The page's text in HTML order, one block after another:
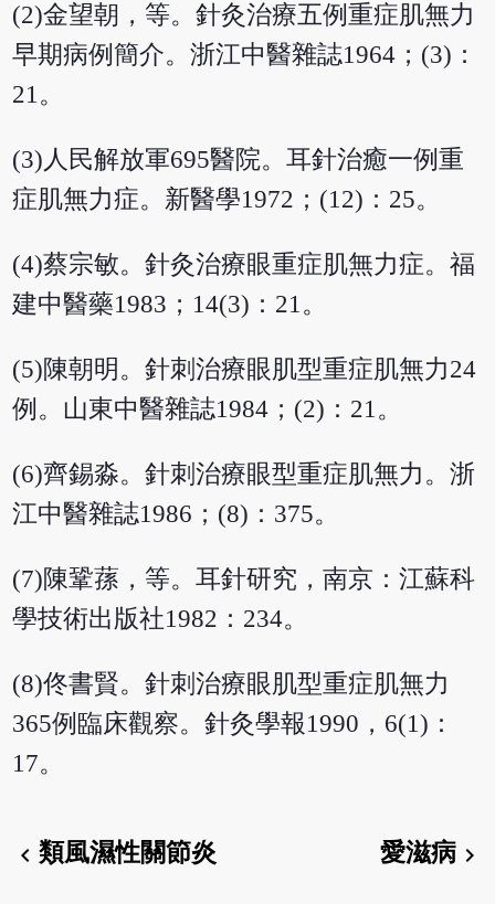
(2)金望朝，等。針灸治療五例重症肌無力
早期病例簡介。浙江中醫雜誌1964；(3)：
21。
(3)人民解放軍695醫院。耳針治癒一例重
症肌無力症。新醫學1972；(12)：25。
(4)蔡宗敏。針灸治療眼重症肌無力症。福
建中醫藥1983；14(3)：21。
(5)陳朝明。針刺治療眼肌型重症肌無力24
例。山東中醫雜誌1984；(2)：21。
(6)齊錫淼。針刺治療眼型重症肌無力。浙
江中醫雜誌1986；(8)：375。
(7)陳鞏蓀，等。耳針研究，南京：江蘇科
學技術出版社1982：234。
(8)佟書賢。針刺治療眼肌型重症肌無力
365例臨床觀察。針灸學報1990，6(1)：
17。
chevron_left類風濕性關節炎 愛滋病chevron_right